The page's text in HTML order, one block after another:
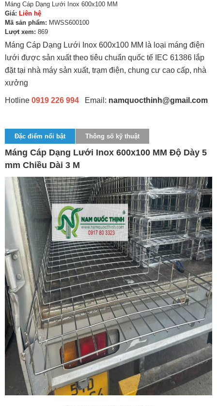
Máng Cáp Dạng Lưới Inox 600x100 MM
Giá: Liên hệ
Mã sản phẩm: MWSS600100
Lượt xem: 869
Máng Cáp Dạng Lưới Inox 600x100 MM là loại máng điện
lưới được sản xuất theo tiêu chuẩn quốc tế IEC 61386 lắp
đặt tại nhà máy sản xuất, trạm điện, chung cư cao cấp, nhà
xưởng
Hotline 0919 226 994 Email: namquocthinh@gmail.com
Đặc điểm nổi bật Thông số kỹ thuật
Máng Cáp Dạng Lưới Inox 600x100 MM Độ Dày 5
mm Chiều Dài 3 M